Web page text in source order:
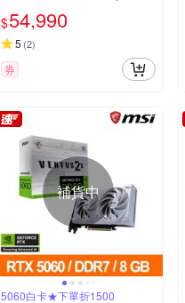
OC 顯示卡
$54,990
5 (2)
券
補貨中
5060白卡★下單折1500